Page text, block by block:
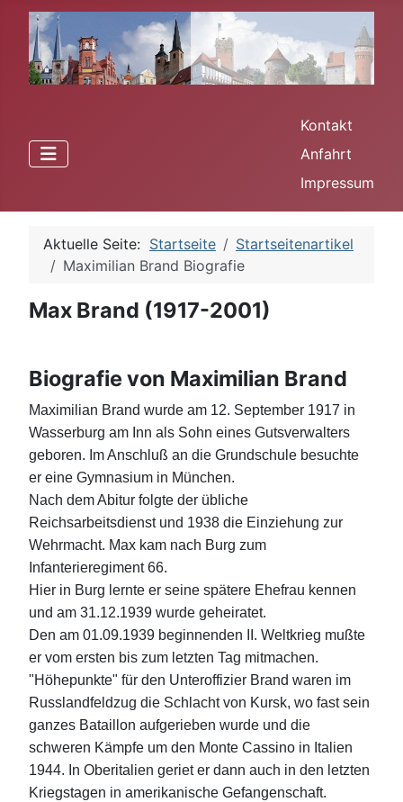
Kontakt
Anfahrt
Impressum
Aktuelle Seite: Startseite
Startseitenartikel
Maximilian Brand Biografie
Max Brand (1917-2001)
Biografie von Maximilian Brand
Maximilian Brand wurde am 12. September 1917 in
Wasserburg am Inn als Sohn eines Gutsverwalters
geboren. Im Anschluß an die Grundschule besuchte
er eine Gymnasium in München.
Nach dem Abitur folgte der übliche
Reichsarbeitsdienst und 1938 die Einziehung zur
Wehrmacht. Max kam nach Burg zum
Infanterieregiment 66.
Hier in Burg lernte er seine spätere Ehefrau kennen
und am 31.12.1939 wurde geheiratet.
Den am 01.09.1939 beginnenden II. Weltkrieg mußte
er vom ersten bis zum letzten Tag mitmachen.
"Höhepunkte" für den Unteroffizier Brand waren im
Russlandfeldzug die Schlacht von Kursk, wo fast sein
ganzes Bataillon aufgerieben wurde und die
schweren Kämpfe um den Monte Cassino in Italien
1944. In Oberitalien geriet er dann auch in den letzten
Kriegstagen in amerikanische Gefangenschaft.